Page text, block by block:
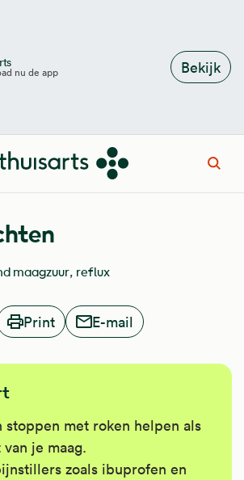
nu de app Bekijk
maagzuur reflux
Print E-mail
stoppen met roken helpen als
je maag.
zoals ibuprofen en